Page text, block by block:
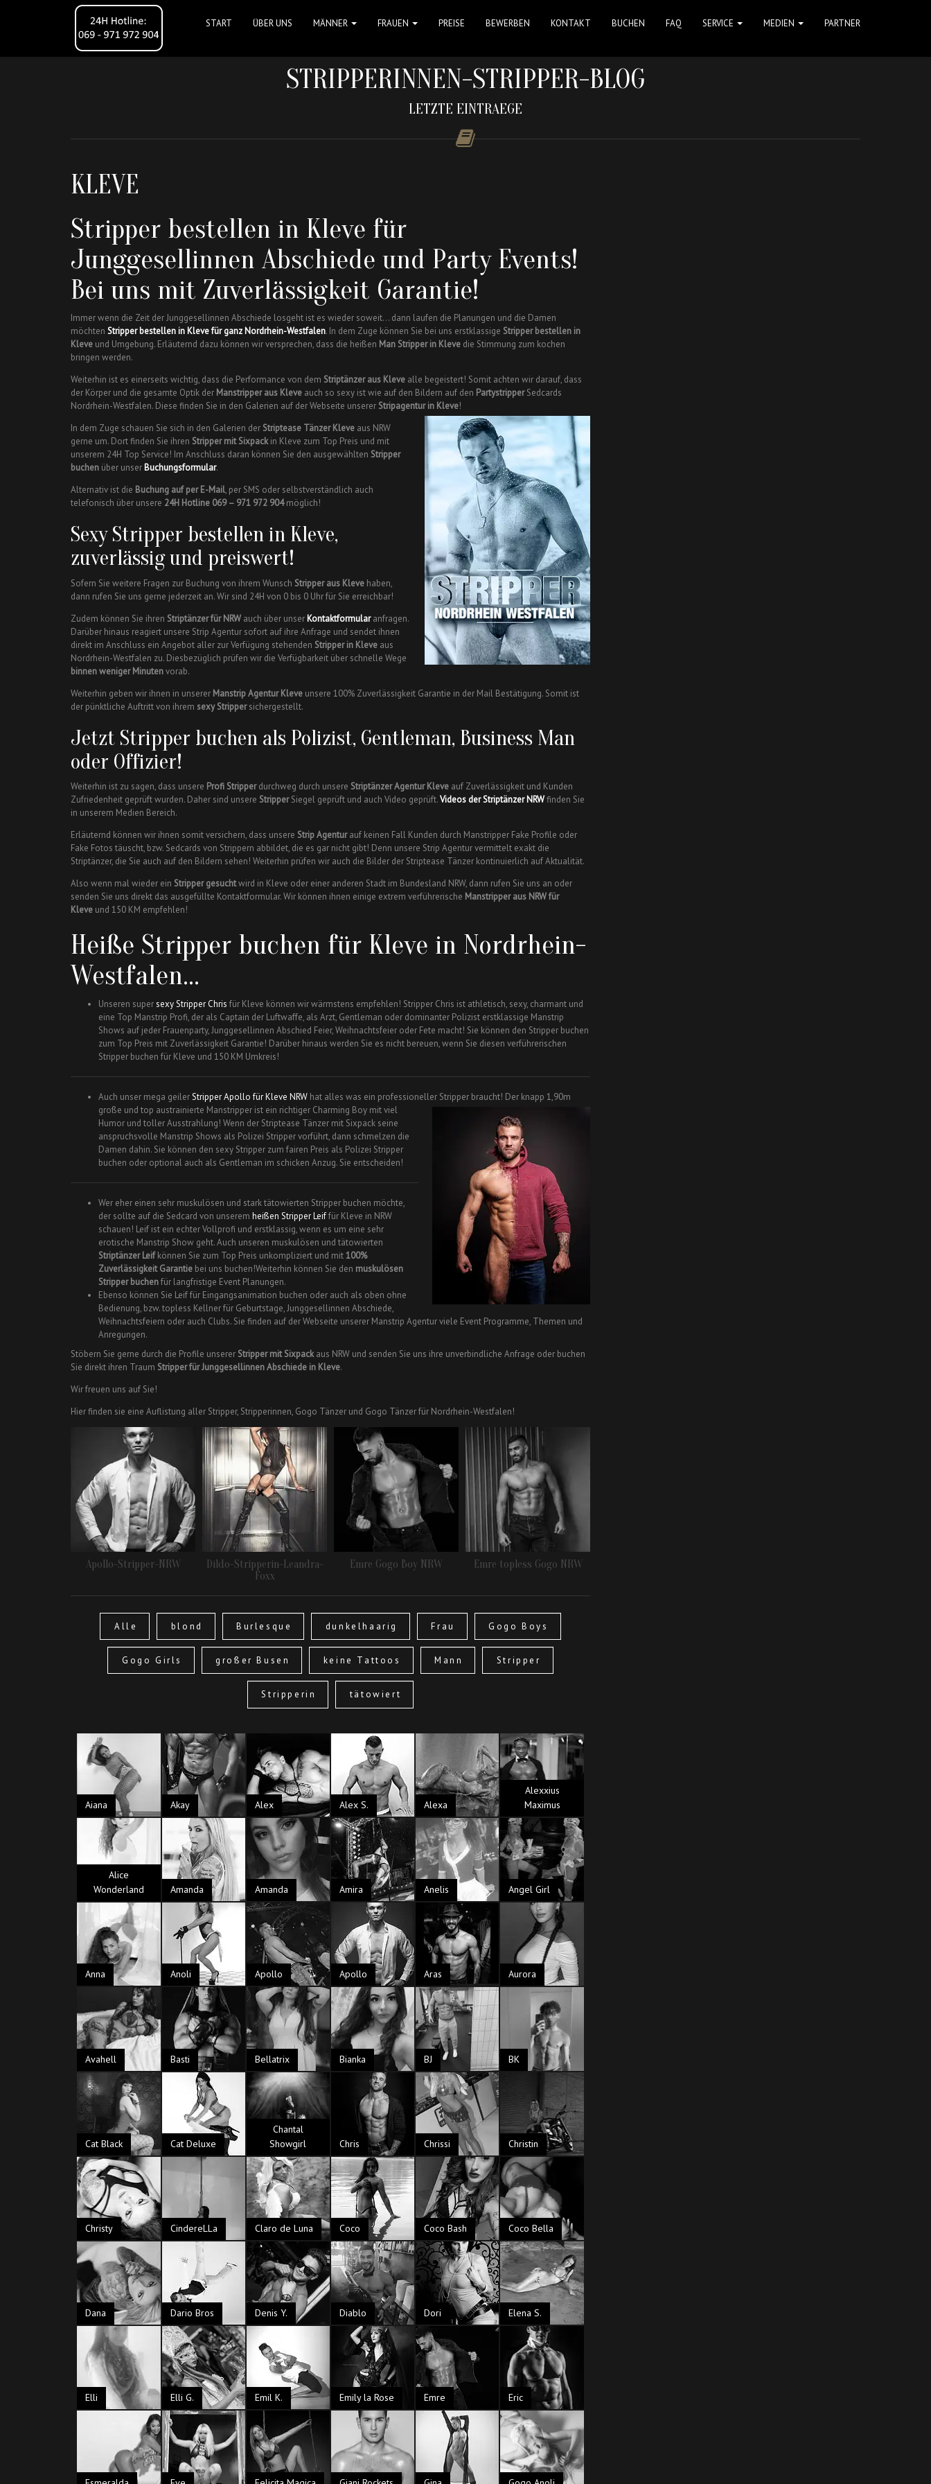
START ÜBER UNS MÄNNER FRAUEN PREISE BEWERBEN KONTAKT BUCHEN FAQ SERVICE MEDIEN PARTNER
STRIPPERINNEN-STRIPPER-BLOG
LETZTE EINTRAEGE
KLEVE
Stripper bestellen in Kleve für
Junggesellinnen Abschiede und Party Events!
Bei uns mit Zuverlässigkeit Garantie!
Immer wenn die Zeit der Junggesellinnen Abschiede losgeht ist es wieder soweit… dann laufen die Planungen und die Damen
möchten Stripper bestellen in Klevefür ganz Nordrhein-Westfalen. In dem Zuge können Sie bei uns erstklassige Stripper bestellen in
Kleve und Umgebung. Erläuternd dazu können wir versprechen, dass die heißen Man Stripper in Kleve die Stimmung zum kochen
bringen werden.
Weiterhin ist es einerseits wichtig, dass die Performance von dem Striptänzer aus Kleve alle begeistert! Somit achten wir darauf, dass
der Körper und die gesamte Optik der Manstripper aus Kleve auch so sexy ist wie auf den Bildern auf den PartystripperSedcards
Nordrhein-Westfalen. Diese finden Sie in den Galerien auf der Webseite unserer Stripagentur in Kleve!
In dem Zuge schauen Sie sich in den Galerien der Striptease Tänzer Kleve aus NRW
gerne um. Dort finden Sie ihren Stripper mit Sixpackin Kleve zum Top Preis und mit
unserem 24H Top Service! Im Anschluss daran können Sie den ausgewählten Stripper
buchen über unser Buchungsformular.
Alternativ ist die Buchung auf per E-Mail, per SMS oder selbstverständlich auch
telefonisch über unsere 24H Hotline 069 – 971 972 904möglich!
Sexy Stripper bestellen in Kleve,
zuverlässig und preiswert!
Sofern Sie weitere Fragen zur Buchung von ihrem Wunsch Stripper aus Kleve haben,
dann rufen Sie uns gerne jederzeit an. Wir sind 24H von 0 bis 0 Uhr für Sie erreichbar!
Zudem können Sie ihren Striptänzer für NRW auch über unser Kontaktformularanfragen.
Darüber hinaus reagiert unsere Strip Agentur sofort auf ihre Anfrage und sendet ihnen
direkt im Anschluss ein Angebot aller zur Verfügung stehenden Stripper in Kleve aus
Nordrhein-Westfalen zu. Diesbezüglich prüfen wir die Verfügbarkeit über schnelle Wege
binnen weniger Minutenvorab.
Weiterhin geben wir ihnen in unserer Manstrip Agentur Kleve unsere 100% Zuverlässigkeit Garantie in der Mail Bestätigung. Somit ist
der pünktliche Auftritt von ihrem sexy Strippersichergestellt.
Jetzt Stripper buchen als Polizist, Gentleman, Business Man
oder Offizier!
Weiterhin ist zu sagen, dass unsere Profi Stripperdurchweg durch unsere Striptänzer Agentur Kleve auf Zuverlässigkeit und Kunden
Zufriedenheit geprüft wurden. Daher sind unsere StripperSiegel geprüft und auch Video geprüft.Videos der Striptänzer NRWfinden Sie
in unserem Medien Bereich.
Erläuternd können wir ihnen somit versichern, dass unsere Strip Agenturauf keinen Fall Kunden durch Manstripper Fake Profile oder
Fake Fotos täuscht, bzw. Sedcards von Strippern abbildet, die es gar nicht gibt! Denn unsere Strip Agentur vermittelt exakt die
Striptänzer, die Sie auch auf den Bildern sehen! Weiterhin prüfen wir auch die Bilder der Striptease Tänzer kontinuierlich auf Aktualität.
Also wenn mal wieder ein Stripper gesuchtwird in Kleve oder einer anderen Stadt im Bundesland NRW, dann rufen Sie uns an oder
senden Sie uns direkt das ausgefüllte Kontaktformular. Wir können ihnen einige extrem verführerische Manstripper aus NRW für
Kleve und 150 KM empfehlen!
Heiße Stripper buchen für Kleve in Nordrhein-
Westfalen…
Unseren supersexy Stripper Chris für Kleve können wir wärmstens empfehlen! Stripper Chris ist athletisch, sexy, charmant und
eine Top Manstrip Profi, der als Captain der Luftwaffe, als Arzt, Gentleman oder dominanter Polizist erstklassige Manstrip
Shows auf jeder Frauenparty, Junggesellinnen Abschied Feier, Weihnachtsfeier oder Fete macht! Sie können den Stripper buchen
zum Top Preis mit Zuverlässigkeit Garantie! Darüber hinaus werden Sie es nicht bereuen, wenn Sie diesen verführerischen
Stripper buchen für Kleve und 150 KM Umkreis!
Auch unser mega geilerStripper Apollo für Kleve NRW hat alles was ein professioneller Stripper braucht! Der knapp 1,90m
große und top austrainierte Manstripper ist ein richtiger Charming Boy mit viel
Humor und toller Ausstrahlung! Wenn der Striptease Tänzer mit Sixpack seine
anspruchsvolle Manstrip Shows als Polizei Stripper vorführt, dann schmelzen die
Damen dahin. Sie können den sexy Stripper zum fairen Preis als Polizei Stripper
buchen oder optional auch als Gentleman im schicken Anzug. Sie entscheiden!
Wer eher einen sehr muskulösen und stark tätowierten Stripper buchen möchte,
der sollte auf die Sedcard von unserem heißen Stripper Leiffür Kleve in NRW
schauen! Leif ist ein echter Vollprofi und erstklassig, wenn es um eine sehr
erotische Manstrip Show geht. Auch unseren muskulösen und tätowierten
Striptänzer Leifkönnen Sie zum Top Preis unkompliziert und mit100%
Zuverlässigkeit Garantie bei uns buchen!Weiterhin können Sie den muskulösen
Stripper buchenfür langfristige Event Planungen.
Ebenso können Sie Leif für Eingangsanimation buchen oder auch als oben ohne
Bedienung, bzw. topless Kellner für Geburtstage, Junggesellinnen Abschiede,
Weihnachtsfeiern oder auch Clubs. Sie finden auf der Webseite unserer Manstrip Agentur viele Event Programme, Themen und
Anregungen.
Stöbern Sie gerne durch die Profile unserer Stripper mit Sixpackaus NRW und senden Sie uns ihre unverbindliche Anfrage oder buchen
Sie direkt ihren Traum Stripper für Junggesellinnen Abschiede in Kleve.
Wir freuen uns auf Sie!
Hier finden sie eine Auflistung aller Stripper, Stripperinnen, Gogo Tänzer und Gogo Tänzer für Nordrhein-Westfalen!
Apollo-Stripper-NRW
Dildo-Stripperin-Leandra-
Foxx
Emre Gogo Boy NRW Emre topless Gogo NRW
Alle blond Burlesque dunkelhaarig Frau Gogo Boys
Gogo Girls großer Busen keine Tattoos Mann Stripper
Stripperin tätowiert
Aiana Akay Alex Alex S. Alexa
Alexxius
Maximus
Alice
Wonderland
Amanda Amanda Amira Anelis Angel Girl
Anna Anoli Apollo Apollo Aras Aurora
Avahell Basti Bellatrix Bianka BJ BK
Cat Black Cat Deluxe
Chantal
Showgirl
Chris Chrissi Christin
Christy CindereLLa Claro de Luna Coco Coco Bash Coco Bella
Dana Dario Bros Denis Y. Diablo Dori Elena S.
Elli Elli G. Emil K. Emily la Rose Emre Eric